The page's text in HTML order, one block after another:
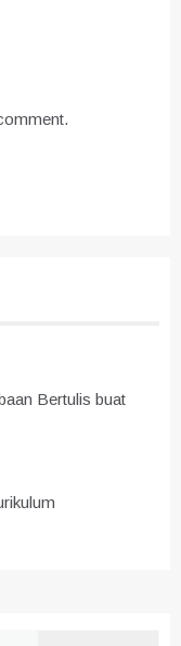
Bertulis buat